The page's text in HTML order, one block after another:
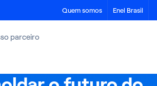
Quem somos Enel Brasil
parceiro